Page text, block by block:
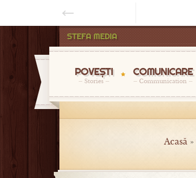
STEFA MEDIA
POVEȘTI
Stories
COMUNICARE
Communication
Acasă »